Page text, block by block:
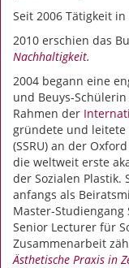
Seit 2006 Tätigkeit in
2010 erschien das
Nachhaltigkeit.
2004 begann eine
und Beuys-Schülerin
Rahmen der
gründete und leitete
(SSRU) an der
die weltweit erste
der Sozialen Plastik.
anfangs als
Master-Studiengang
Senior Lecturer für
Zusammenarbeit
Ästhetische Praxis in